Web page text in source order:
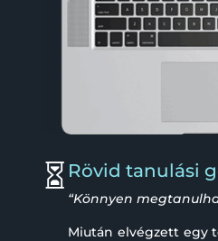
 Rövid tanulási
“Könnyen
Miután elvégzett egy